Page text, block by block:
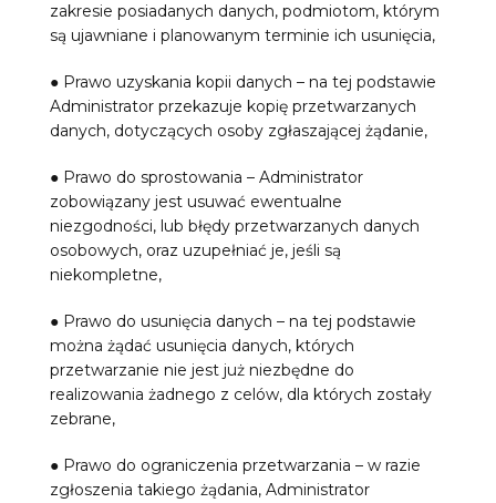
zakresie posiadanych danych, podmiotom, którym
są ujawniane i planowanym terminie ich usunięcia,
● Prawo uzyskania kopii danych – na tej podstawie
Administrator przekazuje kopię przetwarzanych
danych, dotyczących osoby zgłaszającej żądanie,
● Prawo do sprostowania – Administrator
zobowiązany jest usuwać ewentualne
niezgodności, lub błędy przetwarzanych danych
osobowych, oraz uzupełniać je, jeśli są
niekompletne,
● Prawo do usunięcia danych – na tej podstawie
można żądać usunięcia danych, których
przetwarzanie nie jest już niezbędne do
realizowania żadnego z celów, dla których zostały
zebrane,
● Prawo do ograniczenia przetwarzania – w razie
zgłoszenia takiego żądania, Administrator